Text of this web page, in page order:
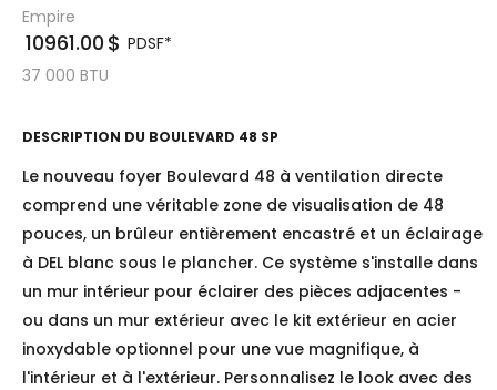
Empire
10961.00 $ PDSF*
37 000 BTU
DESCRIPTION DU BOULEVARD 48 SP
Le nouveau foyer Boulevard 48 à ventilation directe
comprend une véritable zone de visualisation de 48
pouces, un brûleur entièrement encastré et un éclairage
à DEL blanc sous le plancher. Ce système s'installe dans
un mur intérieur pour éclairer des pièces adjacentes -
ou dans un mur extérieur avec le kit extérieur en acier
inoxydable optionnel pour une vue magnifique, à
l'intérieur et à l'extérieur. Personnalisez le look avec des